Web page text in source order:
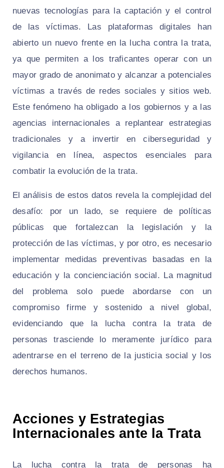
nuevas tecnologías para la captación y el control
de las víctimas. Las plataformas digitales han
abierto un nuevo frente en la lucha contra la trata,
ya que permiten a los traficantes operar con un
mayor grado de anonimato y alcanzar a potenciales
víctimas a través de redes sociales y sitios web.
Este fenómeno ha obligado a los gobiernos y a las
agencias internacionales a replantear estrategias
tradicionales y a invertir en ciberseguridad y
vigilancia en línea, aspectos esenciales para
combatir la evolución de la trata.
El análisis de estos datos revela la complejidad del
desafío: por un lado, se requiere de políticas
públicas que fortalezcan la legislación y la
protección de las víctimas, y por otro, es necesario
implementar medidas preventivas basadas en la
educación y la concienciación social. La magnitud
del problema solo puede abordarse con un
compromiso firme y sostenido a nivel global,
evidenciando que la lucha contra la trata de
personas trasciende lo meramente jurídico para
adentrarse en el terreno de la justicia social y los
derechos humanos.
Acciones y Estrategias
Internacionales ante la Trata
La lucha contra la trata de personas ha